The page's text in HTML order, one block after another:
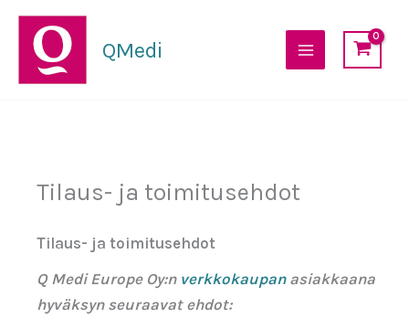
Siirry
sisältöön
QMedi
Tilaus- ja toimitusehdot
Tilaus- ja toimitusehdot
Q Medi Europe Oy:n verkkokaupanasiakkaana
hyväksyn seuraavat ehdot: